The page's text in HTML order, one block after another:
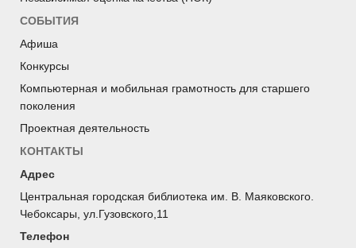
СОБЫТИЯ
Афиша
Конкурсы
Компьютерная и мобильная грамотность для старшего
поколения
Проектная деятельность
КОНТАКТЫ
Адрес
Центральная городская библиотека им. В. Маяковского.
Чебоксары, ул.Гузовского,11
Телефон